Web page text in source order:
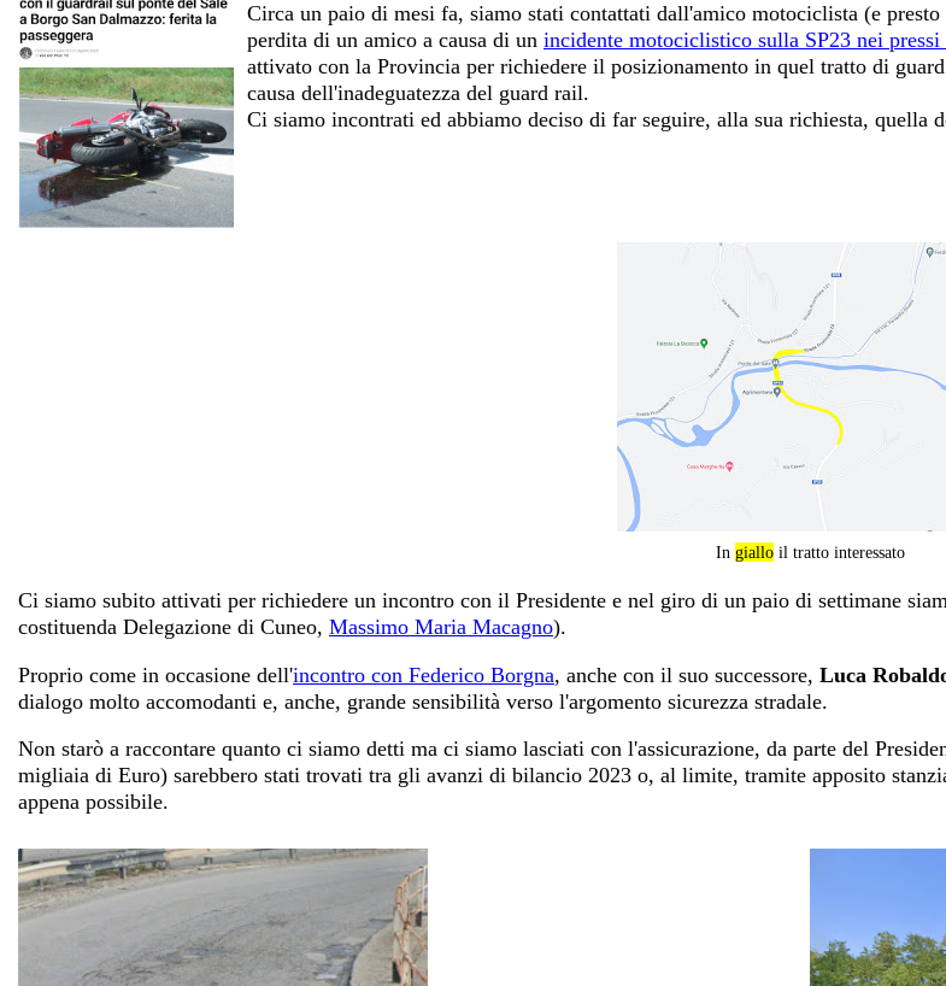
Circa un paio di mesi fa, siamo stati contattati dall'amico motociclista (e
perdita di un amico a causa di un incidente motociclistico sulla SP23 nei pressi
attivato con la Provincia per richiedere il posizionamento in quel tratto di
causa dell'inadeguatezza del guard rail.
Ci siamo incontrati ed abbiamo deciso di far seguire, alla sua richiesta, quella
In gialloil tratto interessato
Ci siamo subito attivati per richiedere un incontro con il Presidente e nel giro di un paio di settimane
costituenda Delegazione di Cuneo, Massimo Maria Macagno).
Proprio come in occasione dell'incontro con Federico Borgna, anche con il suo successore, Luca
dialogo molto accomodanti e, anche, grande sensibilità verso l'argomento sicurezza stradale.
Non starò a raccontare quanto ci siamo detti ma ci siamo lasciati con l'assicurazione, da parte del
migliaia di Euro) sarebbero stati trovati tra gli avanzi di bilancio 2023 o, al limite, tramite apposito
appena possibile.